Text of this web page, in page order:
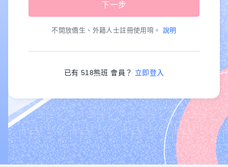
不開放僑生、外籍人士註冊使用唷。 說明
已有 518熊班 會員？ 立即登入